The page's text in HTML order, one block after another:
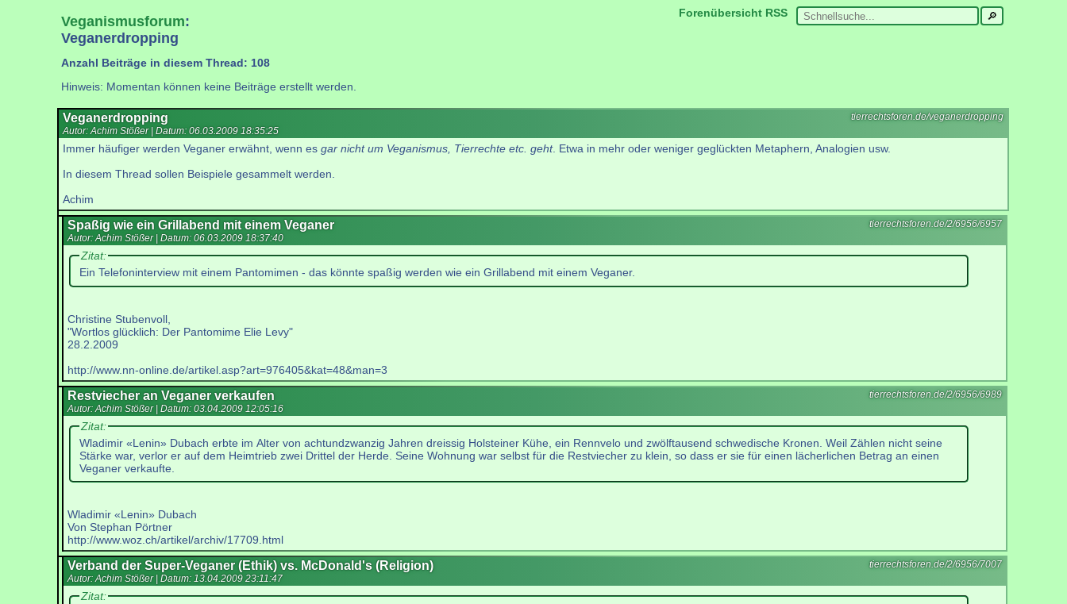
Forenübersicht RSS
Veganismusforum:
Veganerdropping
Anzahl Beiträge in diesem Thread: 108
Hinweis: Momentan können keine Beiträge erstellt werden.
tierrechtsforen.de/veganerdropping
Veganerdropping
Autor: Achim Stößer | Datum: 06.03.2009 18:35:25
Immer häufiger werden Veganer erwähnt, wenn es gar nicht um Veganismus, Tierrechte etc. geht. Etwa in mehr oder weniger geglückten Metaphern, Analogien usw.
In diesem Thread sollen Beispiele gesammelt werden.
Achim
tierrechtsforen.de/2/6956/6957
Spaßig wie ein Grillabend mit einem Veganer
Autor: Achim Stößer | Datum: 06.03.2009 18:37:40
Zitat:
Ein Telefoninterview mit einem Pantomimen - das könnte spaßig werden wie ein Grillabend mit einem Veganer.
Christine Stubenvoll,
"Wortlos glücklich: Der Pantomime Elie Levy"
28.2.2009
http://www.nn-online.de/artikel.asp?art=976405&kat=48&man=3
tierrechtsforen.de/2/6956/6989
Restviecher an Veganer verkaufen
Autor: Achim Stößer | Datum: 03.04.2009 12:05:16
Zitat:
Wladimir «Lenin» Dubach erbte im Alter von achtundzwanzig Jahren dreissig Holsteiner Kühe, ein Rennvelo und zwölftausend schwedische Kronen. Weil Zählen nicht seine
Stärke war, verlor er auf dem Heimtrieb zwei Drittel der Herde. Seine Wohnung war selbst für die Restviecher zu klein, so dass er sie für einen lächerlichen Betrag an einen
Veganer verkaufte.
Wladimir «Lenin» Dubach
Von Stephan Pörtner
http://www.woz.ch/artikel/archiv/17709.html
tierrechtsforen.de/2/6956/7007
Verband der Super-Veganer (Ethik) vs. McDonald's (Religion)
Autor: Achim Stößer | Datum: 13.04.2009 23:11:47
Zitat: